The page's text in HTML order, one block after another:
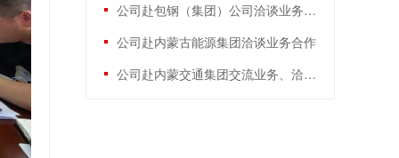
公司赴包钢（集团）公司洽谈业务合作
公司赴内蒙古能源集团洽谈业务合作
公司赴内蒙交通集团交流业务、洽谈合作